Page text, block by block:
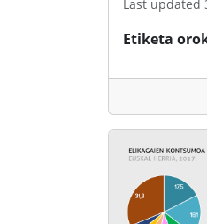
Last updated
Etiketa